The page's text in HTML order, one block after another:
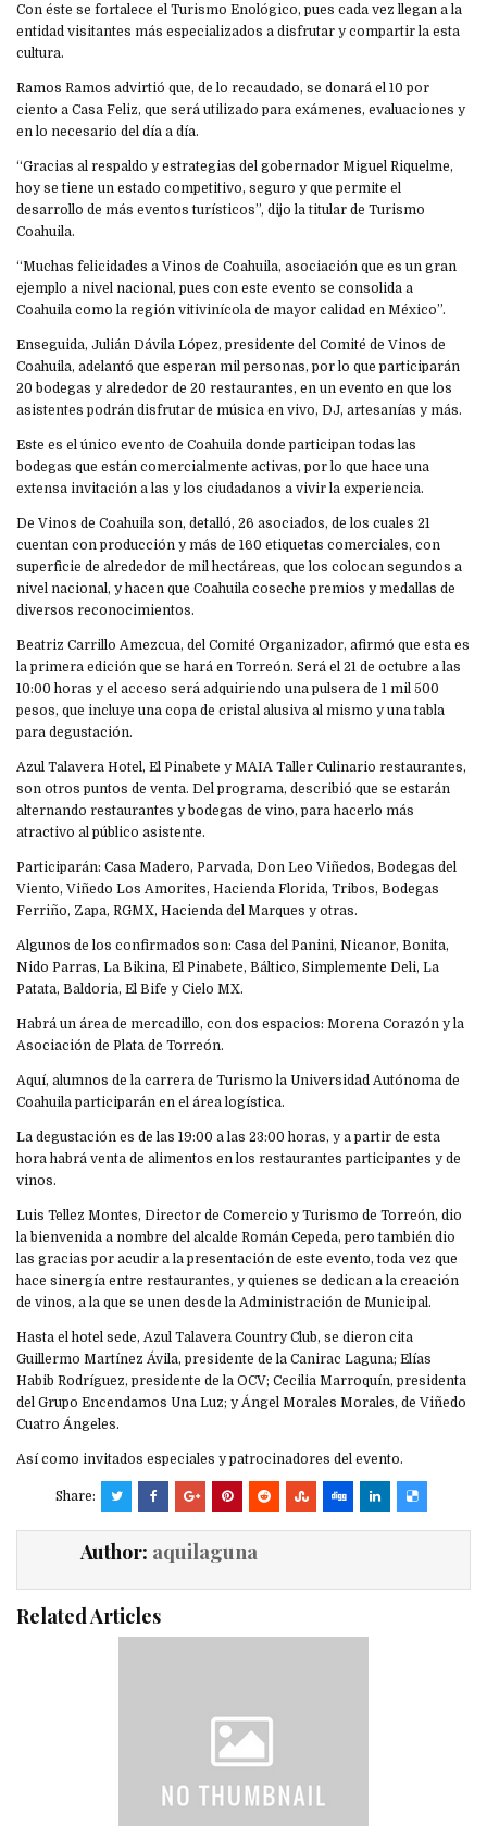
Con éste se fortalece el Turismo Enológico, pues cada vez llegan a la
entidad visitantes más especializados a disfrutar y compartir la esta
cultura.
Ramos Ramos advirtió que, de lo recaudado, se donará el 10 por
ciento a Casa Feliz, que será utilizado para exámenes, evaluaciones y
en lo necesario del día a día.
“Gracias al respaldo y estrategias del gobernador Miguel Riquelme,
hoy se tiene un estado competitivo, seguro y que permite el
desarrollo de más eventos turísticos”, dijo la titular de Turismo
Coahuila.
“Muchas felicidades a Vinos de Coahuila, asociación que es un gran
ejemplo a nivel nacional, pues con este evento se consolida a
Coahuila como la región vitivinícola de mayor calidad en México”.
Enseguida, Julián Dávila López, presidente del Comité de Vinos de
Coahuila, adelantó que esperan mil personas, por lo que participarán
20 bodegas y alrededor de 20 restaurantes, en un evento en que los
asistentes podrán disfrutar de música en vivo, DJ, artesanías y más.
Este es el único evento de Coahuila donde participan todas las
bodegas que están comercialmente activas, por lo que hace una
extensa invitación a las y los ciudadanos a vivir la experiencia.
De Vinos de Coahuila son, detalló, 26 asociados, de los cuales 21
cuentan con producción y más de 160 etiquetas comerciales, con
superficie de alrededor de mil hectáreas, que los colocan segundos a
nivel nacional, y hacen que Coahuila coseche premios y medallas de
diversos reconocimientos.
Beatriz Carrillo Amezcua, del Comité Organizador, afirmó que esta es
la primera edición que se hará en Torreón. Será el 21 de octubre a las
10:00 horas y el acceso será adquiriendo una pulsera de 1 mil 500
pesos, que incluye una copa de cristal alusiva al mismo y una tabla
para degustación.
Azul Talavera Hotel, El Pinabete y MAIA Taller Culinario restaurantes,
son otros puntos de venta. Del programa, describió que se estarán
alternando restaurantes y bodegas de vino, para hacerlo más
atractivo al público asistente.
Participarán: Casa Madero, Parvada, Don Leo Viñedos, Bodegas del
Viento, Viñedo Los Amorites, Hacienda Florida, Tribos, Bodegas
Ferriño, Zapa, RGMX, Hacienda del Marques y otras.
Algunos de los confirmados son: Casa del Panini, Nicanor, Bonita,
Nido Parras, La Bikina, El Pinabete, Báltico, Simplemente Deli, La
Patata, Baldoria, El Bife y Cielo MX.
Habrá un área de mercadillo, con dos espacios: Morena Corazón y la
Asociación de Plata de Torreón.
Aquí, alumnos de la carrera de Turismo la Universidad Autónoma de
Coahuila participarán en el área logística.
La degustación es de las 19:00 a las 23:00 horas, y a partir de esta
hora habrá venta de alimentos en los restaurantes participantes y de
vinos.
Luis Tellez Montes, Director de Comercio y Turismo de Torreón, dio
la bienvenida a nombre del alcalde Román Cepeda, pero también dio
las gracias por acudir a la presentación de este evento, toda vez que
hace sinergía entre restaurantes, y quienes se dedican a la creación
de vinos, a la que se unen desde la Administración de Municipal.
Hasta el hotel sede, Azul Talavera Country Club, se dieron cita
Guillermo Martínez Ávila, presidente de la Canirac Laguna; Elías
Habib Rodríguez, presidente de la OCV; Cecilia Marroquín, presidenta
del Grupo Encendamos Una Luz; y Ángel Morales Morales, de Viñedo
Cuatro Ángeles.
Así como invitados especiales y patrocinadores del evento.
Share:
Author: aquilaguna
Related Articles